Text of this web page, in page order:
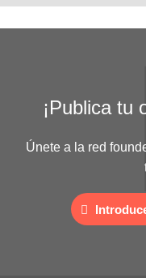
¡Publica tu
Únete a la red